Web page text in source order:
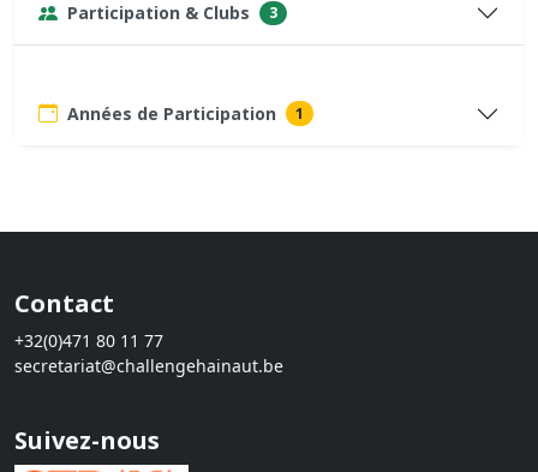
Participation & Clubs 3
Années de Participation 1
Contact
+32(0)471 80 11 77
secretariat@challengehainaut.be
Suivez-nous